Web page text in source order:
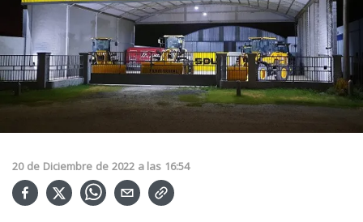
20 de Diciembre de 2022 a las 16:54